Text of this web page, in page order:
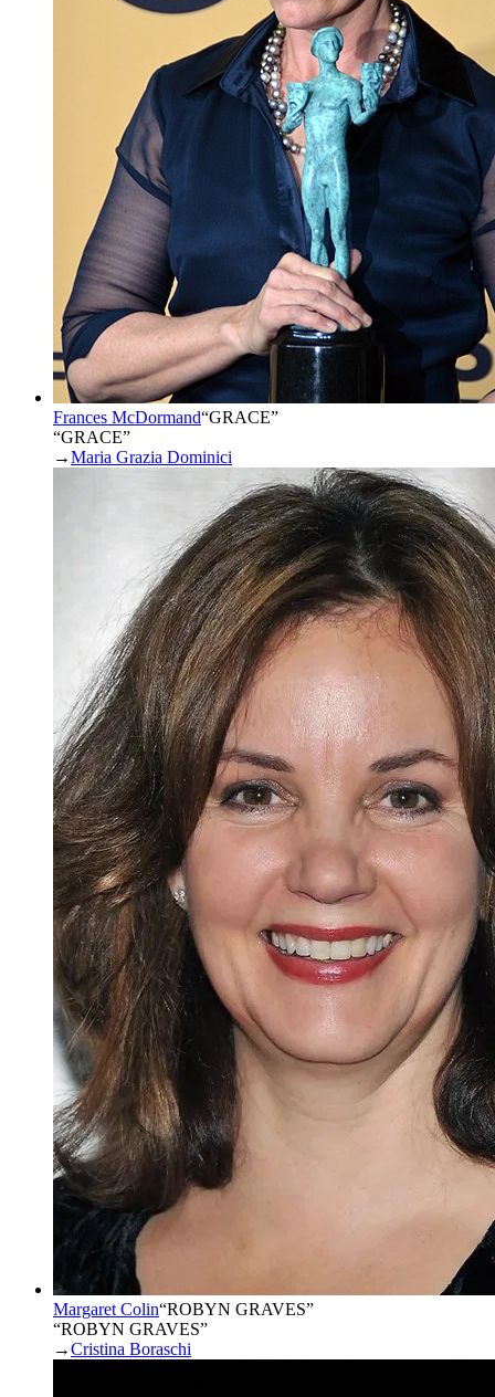
Frances McDormand“GRACE”
“GRACE”
→Maria Grazia Dominici
Margaret Colin“ROBYN GRAVES”
“ROBYN GRAVES”
→Cristina Boraschi